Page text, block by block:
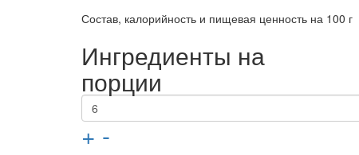
Состав, калорийность и пищевая ценность на 100 г
Ингредиенты на
порции
+ -